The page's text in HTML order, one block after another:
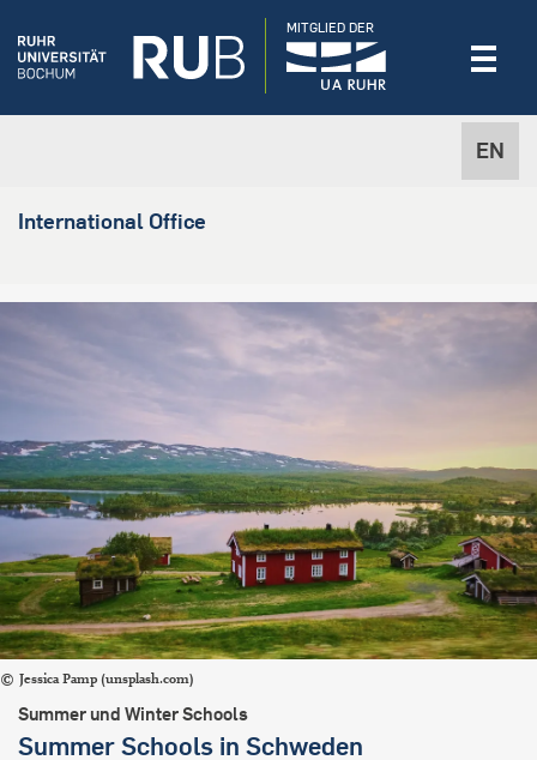
EN
MITGLIED DER
International Office
Jessica Pamp (unsplash.com)
Summer und Winter Schools
Summer Schools in Schweden